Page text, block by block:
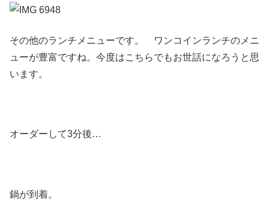
その他のランチメニューです。 ワンコインランチのメニ
ューが豊富ですね。今度はこちらでもお世話になろうと思
います。
オーダーして3分後…
鍋が到着。